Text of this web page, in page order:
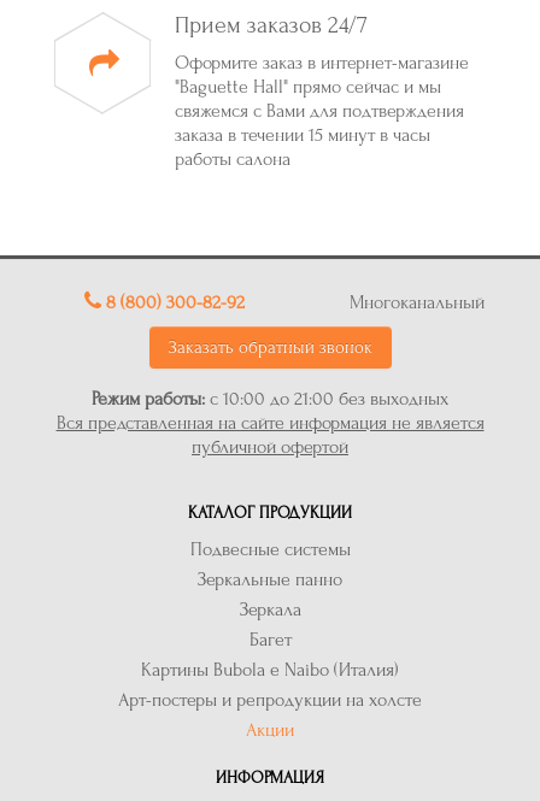
Прием заказов 24/7
Оформите заказ в интернет-магазине
"Baguette Hall" прямо сейчас и мы
свяжемся с Вами для подтверждения
заказа в течении 15 минут в часы
работы салона
8 (800) 300-82-92 Многоканальный
Заказать обратный звонок
Режим работы: с 10:00 до 21:00 без выходных
Вся представленная на сайте информация не является
публичной офертой
КАТАЛОГ ПРОДУКЦИИ
Подвесные системы
Зеркальные панно
Зеркала
Багет
Картины Bubola e Naibo (Италия)
Арт-постеры и репродукции на холсте
Акции
ИНФОРМАЦИЯ